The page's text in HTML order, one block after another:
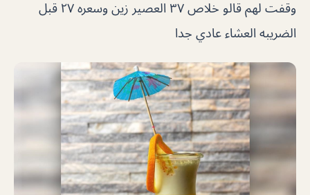
وقفت لهم قالو خلاص ٣٧ العصير زين وسعره ٢٧ قبل
الضريبه العشاء عادي جدا